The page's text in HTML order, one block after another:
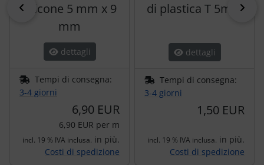
indietro
silicone 5 mm x 9
mm
dettagli
Tempi di consegna:
3-4 giorni
6,90 EUR
6,90 EUR per m
incl. 19 % IVA inclusa. in più.
Costi di spedizione
di plastica T 5mm
dettagli
Tempi di consegna:
3-4 giorni
1,50 EUR
incl. 19 % IVA inclusa. in più.
Costi di spedizione